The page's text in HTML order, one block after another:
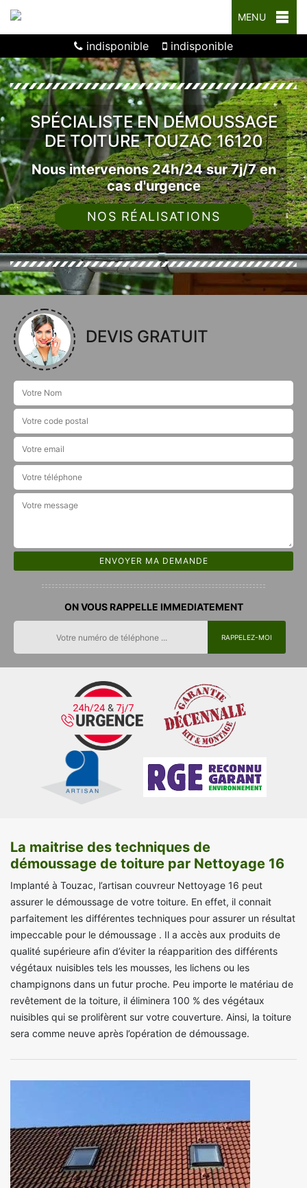
MENU
indisponible indisponible
SPÉCIALISTE EN DÉMOUSSAGE
DE TOITURE TOUZAC 16120
Nous intervenons 24h/24 sur 7j/7 en
cas d'urgence
NOS RÉALISATIONS
DEVIS GRATUIT
ON VOUS RAPPELLE IMMEDIATEMENT
La maitrise des techniques de
démoussage de toiture par Nettoyage 16
Implanté à Touzac, l’artisan couvreur Nettoyage 16 peut
assurer le démoussage de votre toiture. En effet, il connait
parfaitement les différentes techniques pour assurer un résultat
impeccable pour le démoussage . Il a accès aux produits de
qualité supérieure afin d’éviter la réapparition des différents
végétaux nuisibles tels les mousses, les lichens ou les
champignons dans un futur proche. Peu importe le matériau de
revêtement de la toiture, il éliminera 100 % des végétaux
nuisibles qui se prolifèrent sur votre couverture. Ainsi, la toiture
sera comme neuve après l’opération de démoussage.